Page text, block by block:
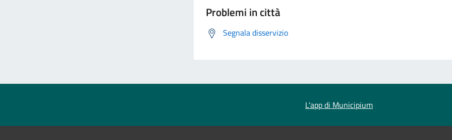
Problemi in città
Segnala disservizio
L'app di Municipium